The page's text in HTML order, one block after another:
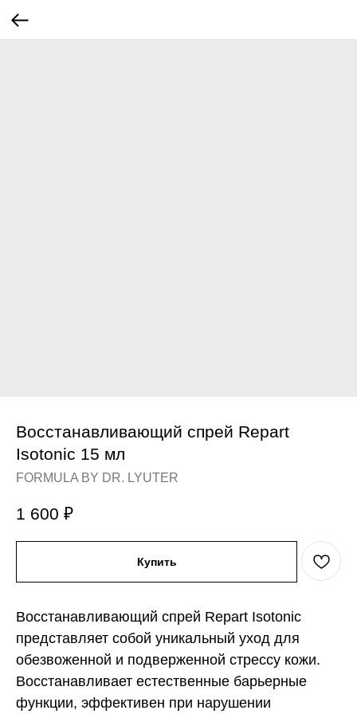
Восстанавливающий спрей Repart
Isotonic 15 мл
FORMULA BY DR. LYUTER
1 600 ₽
Купить
Восстанавливающий спрей Repart Isotonic
представляет собой уникальный уход для
обезвоженной и подверженной стрессу кожи.
Восстанавливает естественные барьерные
функции, эффективен при нарушении